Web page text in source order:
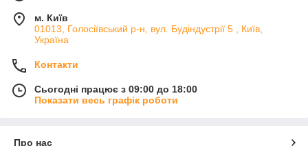
напруга, кВ
за частоти 50 Гц у
дощем, кВ, що
працює:
м. Київ
01013, Голосіївський р-н, вул. Будіндустрії 5 , Київ,
Україна
Контакти
Сьогодні працює з 09:00 до 18:00
Показати весь графік роботи
Про нас